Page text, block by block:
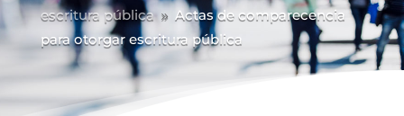
escritura pública
9 Actas de comparecencia
para otorgar escritura pública